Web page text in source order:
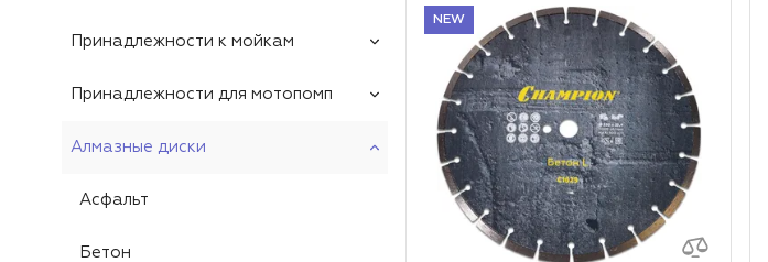
Принадлежности к мойкам
Принадлежности для мотопомп
Алмазные диски
Асфальт
Бетон
NEW